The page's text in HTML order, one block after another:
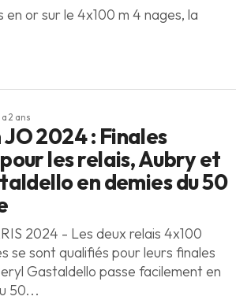
en or sur le 4x100 m 4 nages, la
a 2 ans
2024 : Finales
les relais, Aubry et
en demies du 50
2024 - Les deux relais 4x100
se sont qualifiés pour leurs finales
Gastaldello passe facilement en
50...